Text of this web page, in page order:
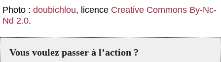
Photo : doubichlou, licence Creative Commons By-Nc-
Nd 2.0.
Vous voulez passer à l’action ?